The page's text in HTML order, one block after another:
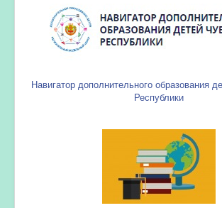
Навигатор дополнительного образования
Республики